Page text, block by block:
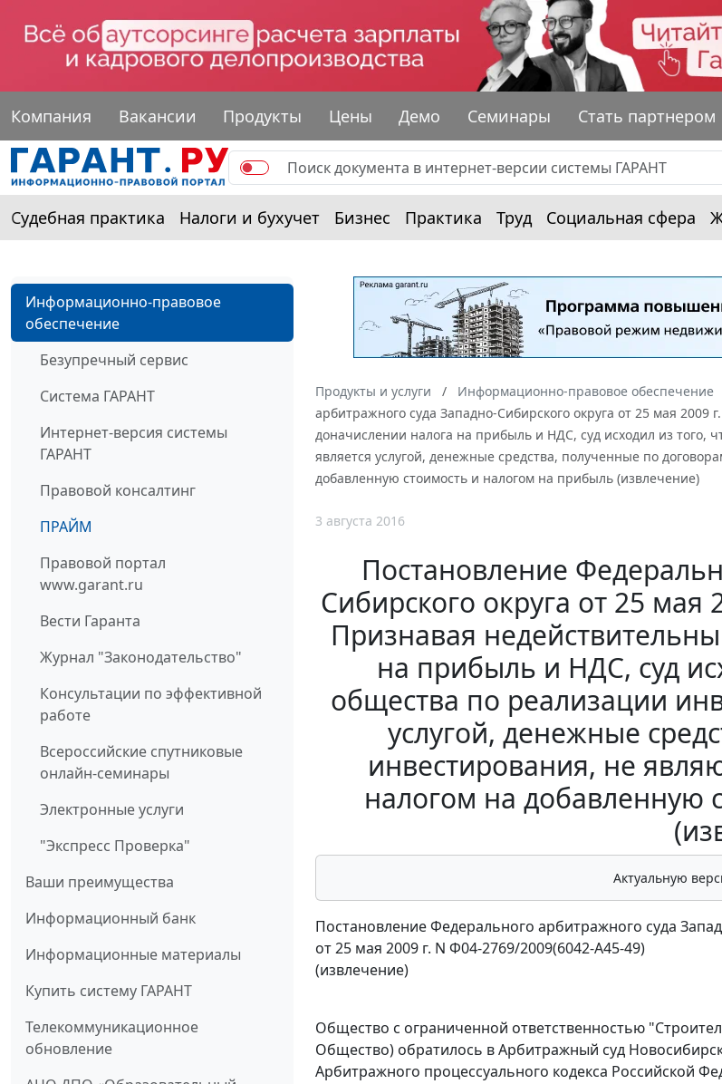
Компания Вакансии Продукты Цены Демо Семинары Стать партнером
Судебная практика Налоги и бухучет Бизнес Практика Труд Социальная сфера
Информационно-правовое
обеспечение
Безупречный сервис
Система ГАРАНТ
Интернет-версия системы
ГАРАНТ
Правовой консалтинг
ПРАЙМ
Правовой портал
www.garant.ru
Вести Гаранта
Журнал "Законодательство"
Консультации по эффективной
работе
Всероссийские спутниковые
онлайн-семинары
Электронные услуги
"Экспресс Проверка"
Ваши преимущества
Информационный банк
Информационные материалы
Купить систему ГАРАНТ
Телекоммуникационное
обновление
Продукты и услуги Информационно-правовое обеспечение
арбитражного суда Западно-Сибирского округа от 25 мая
доначислении налога на прибыль и НДС, суд исходил из того,
является услугой, денежные средства, полученные по
добавленную стоимость и налогом на прибыль (извлечение)
3 августа 2016
Постановление
Сибирского округа от 25 мая
Признавая
на прибыль и НДС, суд
общества по реализации
услугой, денежные
инвестирования, не
налогом на добавленную
Актуальную
Постановление Федерального арбитражного суда
от 25 мая 2009 г. N Ф04-2769/2009(6042-А45-49)
(извлечение)
Общество с ограниченной ответственностью
Общество) обратилось в Арбитражный суд
Арбитражного процессуального кодекса Российской